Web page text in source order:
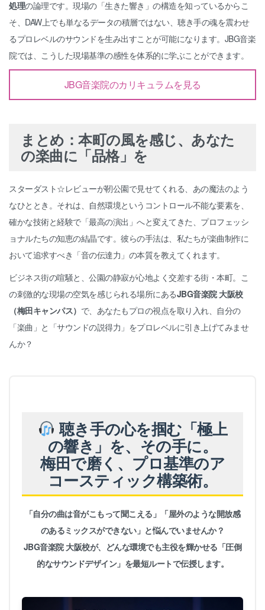
処理の論理です。現場の「生きた響き」の構造を知っているからこ
そ、DAW上でも単なるデータの積層ではない、聴き手の魂を震わせ
るプロレベルのサウンドを生み出すことが可能になります。JBG音楽
院では、こうした現場基準の感性を体系的に学ぶことができます。
JBG音楽院のカリキュラムを見る
まとめ：本町の風を感じ、あなた
の楽曲に「品格」を
スターダスト☆レビューが靭公園で見せてくれる、あの魔法のよう
なひととき。それは、自然環境というコントロール不能な要素を、
確かな技術と経験で「最高の演出」へと変えてきた、プロフェッシ
ョナルたちの知恵の結晶です。彼らの手法は、私たちが楽曲制作に
おいて追求すべき「音の伝達力」の本質を教えてくれます。
ビジネス街の喧騒と、公園の静寂が心地よく交差する街・本町。こ
の刺激的な現場の空気を感じられる場所にあるJBG音楽院 大阪校
（梅田キャンパス） で、あなたもプロの視点を取り入れ、自分の
「楽曲」と「サウンドの説得力」をプロレベルに引き上げてみませ
んか？
聴き手の心を掴む「極上
の響き」を、その手に。
梅田で磨く、プロ基準のア
コースティック構築術。
「自分の曲は音がこもって聞こえる」「屋外のような開放感
のあるミックスができない」と悩んでいませんか？
JBG音楽院 大阪校が、どんな環境でも主役を輝かせる「圧倒
的なサウンドデザイン」を最短ルートで伝授します。